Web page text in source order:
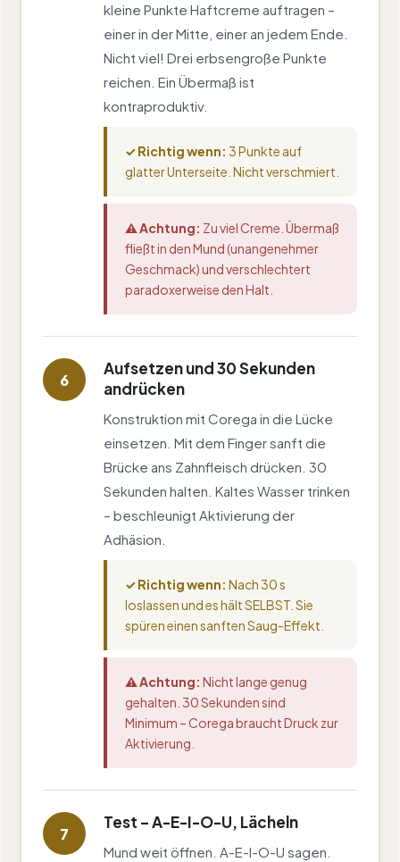
kleine Punkte Haftcreme auftragen –
einer in der Mitte, einer an jedem Ende.
Nicht viel! Drei erbsengroße Punkte
reichen. Ein Übermaß ist
kontraproduktiv.
✓ Richtig wenn: 3 Punkte auf
glatter Unterseite. Nicht verschmiert.
⚠ Achtung: Zu viel Creme. Übermaß
fließt in den Mund (unangenehmer
Geschmack) und verschlechtert
paradoxerweise den Halt.
6
Aufsetzen und 30 Sekunden
andrücken
Konstruktion mit Corega in die Lücke
einsetzen. Mit dem Finger sanft die
Brücke ans Zahnfleisch drücken. 30
Sekunden halten. Kaltes Wasser trinken
– beschleunigt Aktivierung der
Adhäsion.
✓ Richtig wenn: Nach 30 s
loslassen und es hält SELBST. Sie
spüren einen sanften Saug-Effekt.
⚠ Achtung: Nicht lange genug
gehalten. 30 Sekunden sind
Minimum – Corega braucht Druck zur
Aktivierung.
7
Test – A-E-I-O-U, Lächeln
Mund weit öffnen. A-E-I-O-U sagen.